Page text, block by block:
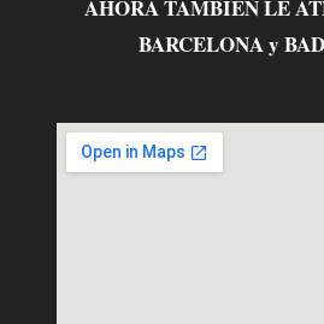
AHORA TAMBIÉN LE
BARCELONA y